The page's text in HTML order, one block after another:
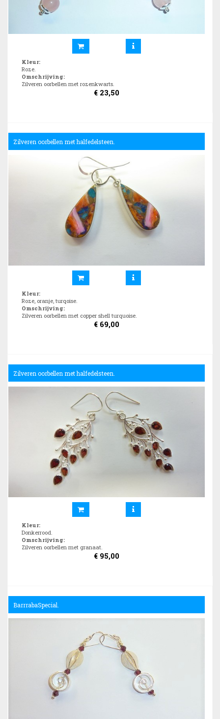
Kleur:
Roze.
Omschrijving:
Zilveren oorbellen met rozenkwarts.
€ 23,50
Zilveren oorbellen met halfedelsteen.
Kleur:
Roze, oranje, turqoise.
Omschrijving:
Zilveren oorbellen met copper shell turquoise.
€ 69,00
Zilveren oorbellen met halfedelsteen.
Kleur:
Donkerrood.
Omschrijving:
Zilveren oorbellen met granaat.
€ 95,00
BarrrabaSpecial.